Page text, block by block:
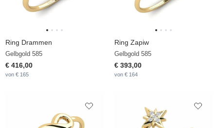
Ring Drammen
Gelbgold 585
€ 416,00
von € 165
Ring Zapiw
Gelbgold 585
€ 393,00
von € 164